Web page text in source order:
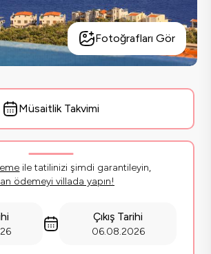
Fotoğrafları Gör
Müsaitlik Takvimi
ile tatilinizi şimdi garantileyin,
ödemeyi villada yapın!
Çıkış Tarihi
06.08.2026